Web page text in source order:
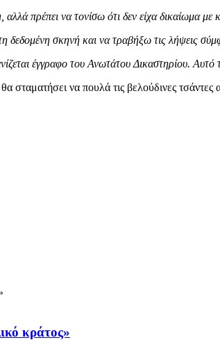
πρέπει να τονίσω ότι δεν είχα δικαίωμα
σκηνή και να τραβήξω τις λήψεις
έγγραφο του Ανωτάτου Δικαστηρίου.
θα σταματήσει να πουλά τις βελούδινες
κράτος»